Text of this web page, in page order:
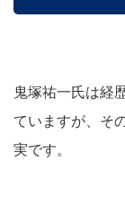
鬼塚祐一氏は経
ていますが、そ
実です。